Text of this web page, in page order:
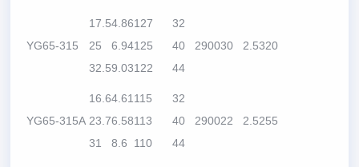
YG65-315
17.5
25
32.5
4.86
6.94
9.03
127
125
122
32
40
44
290030 2.5320
YG65-315A
16.6
23.7
31
4.61
6.58
8.6
115
113
110
32
40
44
290022 2.5255